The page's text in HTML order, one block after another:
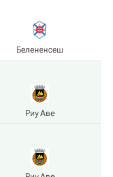
Белененсеш
Риу Аве